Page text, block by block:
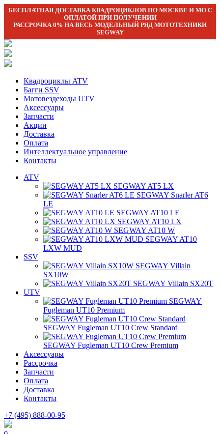
БЕСПЛАТНАЯ ДОСТАВКА КВАДРОЦИКЛОВ ПО МОСКВЕ И МО С
ОПЛАТОЙ ПРИ ПОЛУЧЕНИИ
РАССРОЧКА 0% НА ВЕСЬ МОДЕЛЬНЫЙ РЯД МОТОТЕХНИКИ
SEGWAY
Квадроциклы ATV
Багги SSV
Мотовездеходы UTV
Аксессуары
Запчасти
Акции
Доставка
Оплата
Интеллектуальное управление
Контакты
ATV
SEGWAY AT5 LX
SEGWAY Snarler AT6
LE
SEGWAY AT10 LE
SEGWAY AT10 LX
SEGWAY AT10 W
SEGWAY AT10
LXW MUD
SSV
SEGWAY Villain
SX10W
SEGWAY Villain SX20T
UTV
SEGWAY
Fugleman UT10 Premium
SEGWAY Fugleman UT10 Crew Standard
SEGWAY Fugleman UT10 Crew Premium
Аксессуары
Рассрочка
Запчасти
Оплата
Доставка
Контакты
+7 (495) 888-00-95